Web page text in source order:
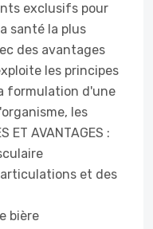
exclusifs pour
santé la plus
des avantages
les principes
formulation d'une
les
ET AVANTAGES :
articulations et des
bière